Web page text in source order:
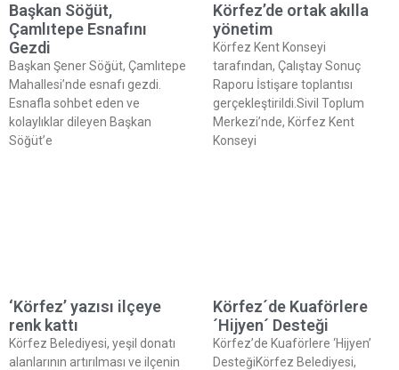
Başkan Söğüt,
Çamlıtepe Esnafını
Gezdi
Başkan Şener Söğüt, Çamlıtepe
Mahallesi’nde esnafı gezdi.
Esnafla sohbet eden ve
kolaylıklar dileyen Başkan
Söğüt’e
Körfez’de ortak akılla
yönetim
Körfez Kent Konseyi
tarafından, Çalıştay Sonuç
Raporu İstişare toplantısı
gerçekleştirildi.Sivil Toplum
Merkezi’nde, Körfez Kent
Konseyi
‘Körfez’ yazısı ilçeye
renk kattı
Körfez Belediyesi, yeşil donatı
alanlarının artırılması ve ilçenin
Körfez´de Kuaförlere
´Hijyen´ Desteği
Körfez’de Kuaförlere ‘Hijyen’
DesteğiKörfez Belediyesi,